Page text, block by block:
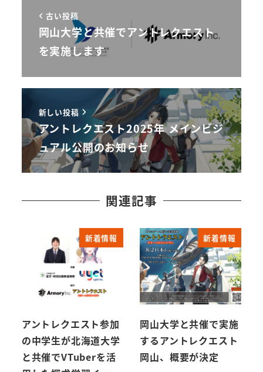
古い投稿
岡山大学と共催でアントレクエスト
を実施します
新しい投稿
アントレクエスト2025年 メインビジ
ュアル公開のお知らせ
関連記事
新着情報
アントレクエスト参加
の中学生が北海道大学
と共催でVTuberを活
新着情報
岡山大学と共催で実施
するアントレクエスト
岡山、概要が決定